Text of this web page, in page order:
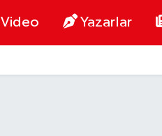
Video Yazarlar